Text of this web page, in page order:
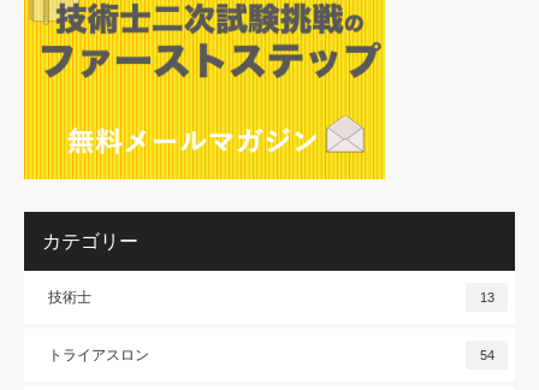
カテゴリー
技術士 13
トライアスロン 54